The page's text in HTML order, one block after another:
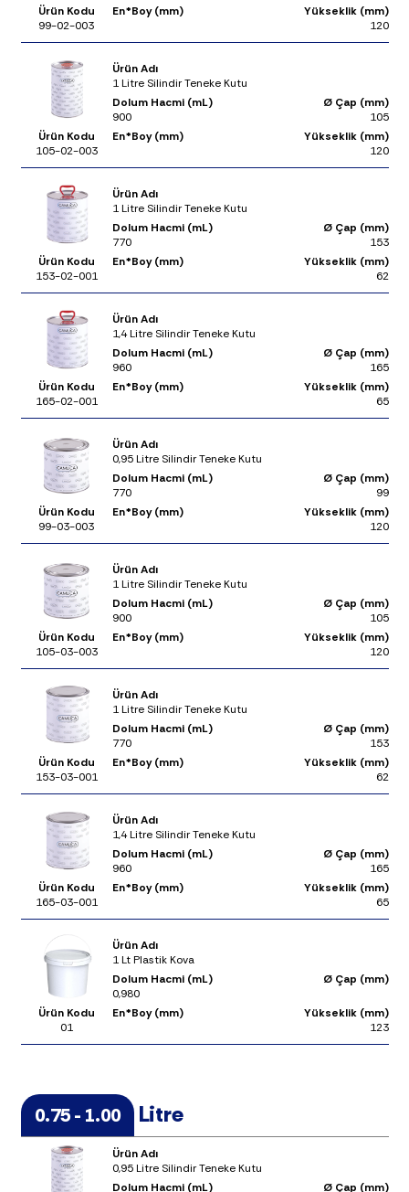
Ürün Kodu
99-02-003
En*Boy (mm)
Yükseklik (mm)
120
Ürün Adı
1 Litre Silindir Teneke Kutu
Dolum Hacmi (mL)
900
Ø Çap (mm)
105
Ürün Kodu
105-02-003
En*Boy (mm)
Yükseklik (mm)
120
Ürün Adı
1 Litre Silindir Teneke Kutu
Dolum Hacmi (mL)
770
Ø Çap (mm)
153
Ürün Kodu
153-02-001
En*Boy (mm)
Yükseklik (mm)
62
Ürün Adı
1,4 Litre Silindir Teneke Kutu
Dolum Hacmi (mL)
960
Ø Çap (mm)
165
Ürün Kodu
165-02-001
En*Boy (mm)
Yükseklik (mm)
65
Ürün Adı
0,95 Litre Silindir Teneke Kutu
Dolum Hacmi (mL)
770
Ø Çap (mm)
99
Ürün Kodu
99-03-003
En*Boy (mm)
Yükseklik (mm)
120
Ürün Adı
1 Litre Silindir Teneke Kutu
Dolum Hacmi (mL)
900
Ø Çap (mm)
105
Ürün Kodu
105-03-003
En*Boy (mm)
Yükseklik (mm)
120
Ürün Adı
1 Litre Silindir Teneke Kutu
Dolum Hacmi (mL)
770
Ø Çap (mm)
153
Ürün Kodu
153-03-001
En*Boy (mm)
Yükseklik (mm)
62
Ürün Adı
1,4 Litre Silindir Teneke Kutu
Dolum Hacmi (mL)
960
Ø Çap (mm)
165
Ürün Kodu
165-03-001
En*Boy (mm)
Yükseklik (mm)
65
Ürün Adı
1 Lt Plastik Kova
Dolum Hacmi (mL)
0,980
Ø Çap (mm)
Ürün Kodu
01
En*Boy (mm)
Yükseklik (mm)
123
0.75 - 1.00 Litre
Ürün Adı
0,95 Litre Silindir Teneke Kutu
Dolum Hacmi (mL)
Ø Çap (mm)